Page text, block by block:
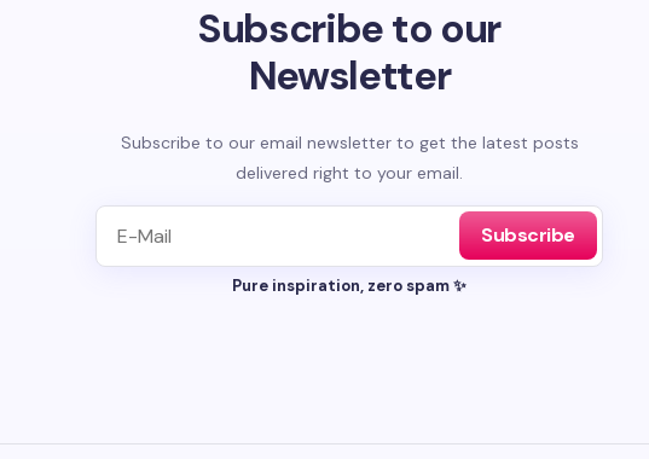
Subscribe to our
Newsletter
Subscribe to our email newsletter to get the latest posts
delivered right to your email.
Subscribe
Pure inspiration, zero spam ✨